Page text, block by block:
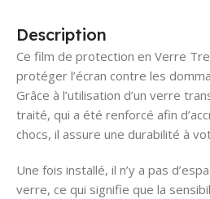
Description
Ce film de protection en Verre
protéger l’écran contre les
Grâce à l’utilisation d’un verre
traité, qui a été renforcé afin
chocs, il assure une durabilité à
Une fois installé, il n’y a pas
verre, ce qui signifie que la